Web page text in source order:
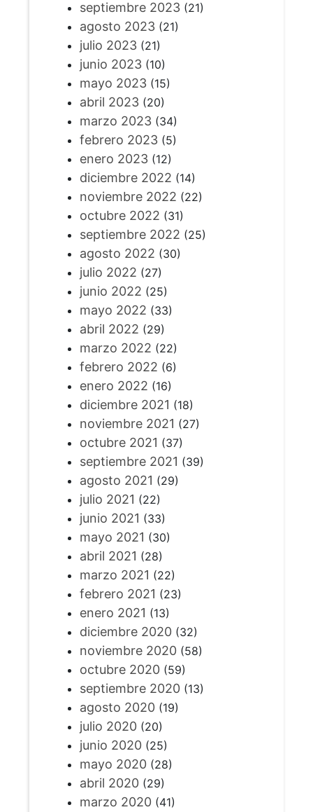
septiembre 2023(21)
agosto 2023(21)
julio 2023(21)
junio 2023(10)
mayo 2023(15)
abril 2023(20)
marzo 2023(34)
febrero 2023(5)
enero 2023(12)
diciembre 2022 (14)
noviembre 2022 (22)
octubre 2022 (31)
septiembre 2022 (25)
agosto 2022 (30)
julio 2022 (27)
junio 2022 (25)
mayo 2022 (33)
abril 2022 (29)
marzo 2022 (22)
febrero 2022 (6)
enero 2022 (16)
diciembre 2021 (18)
noviembre 2021 (27)
octubre 2021 (37)
septiembre 2021 (39)
agosto 2021 (29)
julio 2021 (22)
junio 2021 (33)
mayo 2021 (30)
abril 2021 (28)
marzo 2021 (22)
febrero 2021 (23)
enero 2021 (13)
diciembre 2020(32)
noviembre 2020(58)
octubre 2020(59)
septiembre 2020(13)
agosto 2020(19)
julio 2020(20)
junio 2020(25)
mayo 2020(28)
abril 2020(29)
marzo 2020(41)